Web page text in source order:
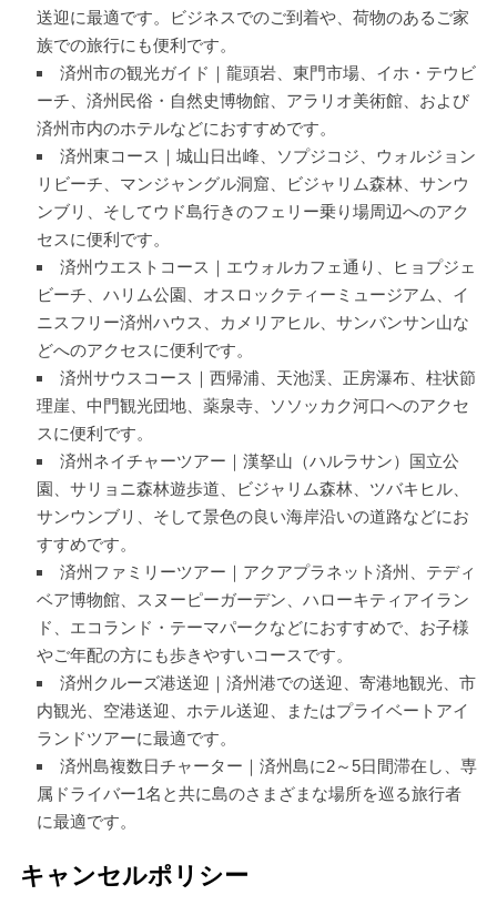
送迎に最適です。ビジネスでのご到着や、荷物のあるご家
族での旅行にも便利です。
済州市の観光ガイド｜龍頭岩、東門市場、イホ・テウビ
ーチ、済州民俗・自然史博物館、アラリオ美術館、および
済州市内のホテルなどにおすすめです。
済州東コース｜城山日出峰、ソプジコジ、ウォルジョン
リビーチ、マンジャングル洞窟、ビジャリム森林、サンウ
ンブリ、そしてウド島行きのフェリー乗り場周辺へのアク
セスに便利です。
済州ウエストコース｜エウォルカフェ通り、ヒョプジェ
ビーチ、ハリム公園、オスロックティーミュージアム、イ
ニスフリー済州ハウス、カメリアヒル、サンバンサン山な
どへのアクセスに便利です。
済州サウスコース｜西帰浦、天池渓、正房瀑布、柱状節
理崖、中門観光団地、薬泉寺、ソソッカク河口へのアクセ
スに便利です。
済州ネイチャーツアー｜漢拏山（ハルラサン）国立公
園、サリョニ森林遊歩道、ビジャリム森林、ツバキヒル、
サンウンブリ、そして景色の良い海岸沿いの道路などにお
すすめです。
済州ファミリーツアー｜アクアプラネット済州、テディ
ベア博物館、スヌーピーガーデン、ハローキティアイラン
ド、エコランド・テーマパークなどにおすすめで、お子様
やご年配の方にも歩きやすいコースです。
済州クルーズ港送迎｜済州港での送迎、寄港地観光、市
内観光、空港送迎、ホテル送迎、またはプライベートアイ
ランドツアーに最適です。
済州島複数日チャーター｜済州島に2～5日間滞在し、専
属ドライバー1名と共に島のさまざまな場所を巡る旅行者
に最適です。
キャンセルポリシー